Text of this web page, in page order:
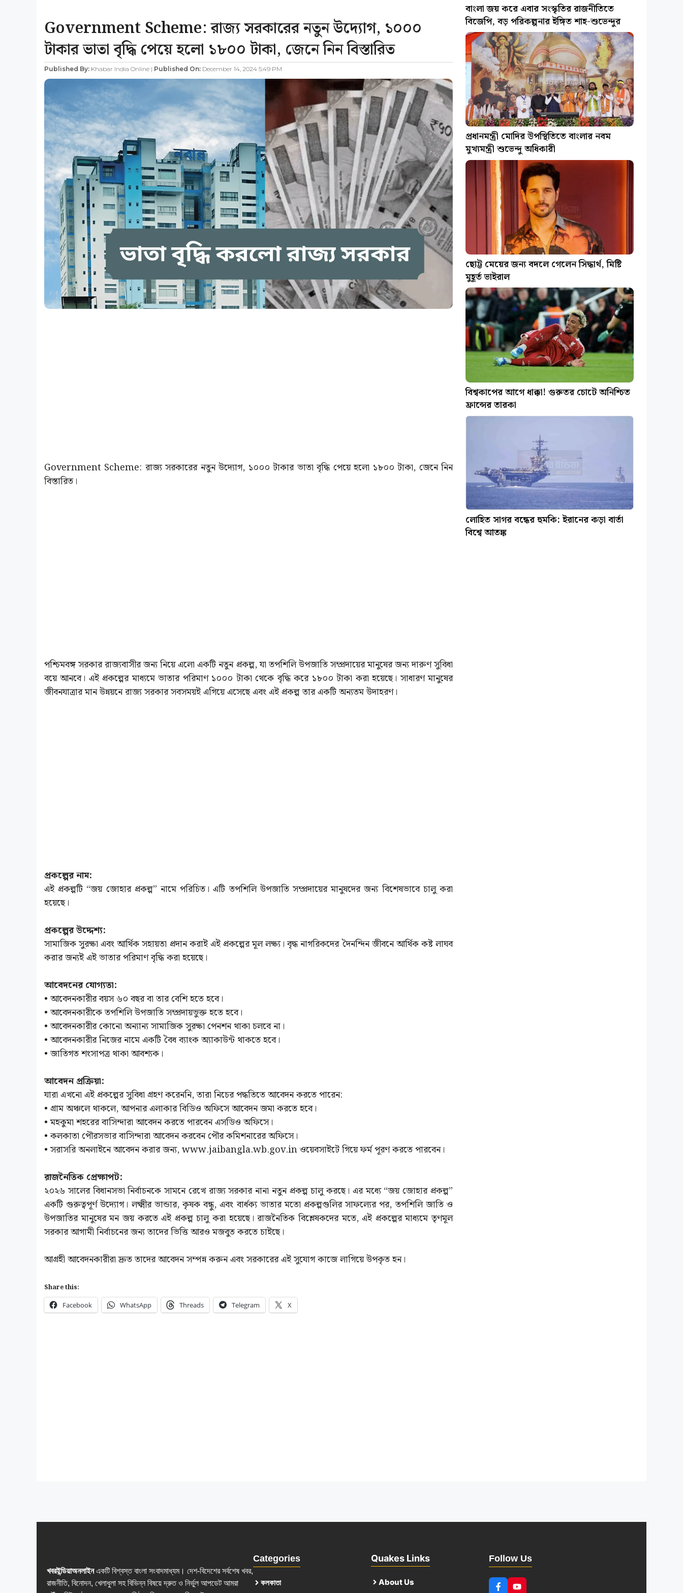
Government Scheme: রাজ্য সরকারের নতুন উদ্যোগ, ১০০০
টাকার ভাতা বৃদ্ধি পেয়ে হলো ১৮০০ টাকা, জেনে নিন বিস্তারিত
Published By: Khabar India Online | Published On: December 14, 2024 5:49 PM
Government Scheme: রাজ্য সরকারের নতুন উদ্যোগ, ১০০০ টাকার ভাতা বৃদ্ধি পেয়ে হলো ১৮০০ টাকা, জেনে নিন
বিস্তারিত।
পশ্চিমবঙ্গ সরকার রাজ্যবাসীর জন্য নিয়ে এলো একটি নতুন প্রকল্প, যা তপশিলি উপজাতি সম্প্রদায়ের মানুষের জন্য দারুণ সুবিধা
বয়ে আনবে। এই প্রকল্পের মাধ্যমে ভাতার পরিমাণ ১০০০ টাকা থেকে বৃদ্ধি করে ১৮০০ টাকা করা হয়েছে। সাধারণ মানুষের
জীবনযাত্রার মান উন্নয়নে রাজ্য সরকার সবসময়ই এগিয়ে এসেছে এবং এই প্রকল্প তার একটি অন্যতম উদাহরণ।
প্রকল্পের নাম:
এই প্রকল্পটি “জয় জোহার প্রকল্প” নামে পরিচিত। এটি তপশিলি উপজাতি সম্প্রদায়ের মানুষদের জন্য বিশেষভাবে চালু করা
হয়েছে।
প্রকল্পের উদ্দেশ্য:
সামাজিক সুরক্ষা এবং আর্থিক সহায়তা প্রদান করাই এই প্রকল্পের মূল লক্ষ্য। বৃদ্ধ নাগরিকদের দৈনন্দিন জীবনে আর্থিক কষ্ট লাঘব
করার জন্যই এই ভাতার পরিমাণ বৃদ্ধি করা হয়েছে।
আবেদনের যোগ্যতা:
• আবেদনকারীর বয়স ৬০ বছর বা তার বেশি হতে হবে।
• আবেদনকারীকে তপশিলি উপজাতি সম্প্রদায়ভুক্ত হতে হবে।
• আবেদনকারীর কোনো অন্যান্য সামাজিক সুরক্ষা পেনশন থাকা চলবে না।
• আবেদনকারীর নিজের নামে একটি বৈধ ব্যাংক অ্যাকাউন্ট থাকতে হবে।
• জাতিগত শংসাপত্র থাকা আবশ্যক।
আবেদন প্রক্রিয়া:
যারা এখনো এই প্রকল্পের সুবিধা গ্রহণ করেননি, তারা নিচের পদ্ধতিতে আবেদন করতে পারেন:
• গ্রাম অঞ্চলে থাকলে, আপনার এলাকার বিডিও অফিসে আবেদন জমা করতে হবে।
• মহকুমা শহরের বাসিন্দারা আবেদন করতে পারবেন এসডিও অফিসে।
• কলকাতা পৌরসভার বাসিন্দারা আবেদন করবেন পৌর কমিশনারের অফিসে।
• সরাসরি অনলাইনে আবেদন করার জন্য, www.jaibangla.wb.gov.in ওয়েবসাইটে গিয়ে ফর্ম পূরণ করতে পারবেন।
রাজনৈতিক প্রেক্ষাপট:
২০২৬ সালের বিধানসভা নির্বাচনকে সামনে রেখে রাজ্য সরকার নানা নতুন প্রকল্প চালু করছে। এর মধ্যে “জয় জোহার প্রকল্প”
একটি গুরুত্বপূর্ণ উদ্যোগ। লক্ষ্মীর ভান্ডার, কৃষক বন্ধু, এবং বার্ধক্য ভাতার মতো প্রকল্পগুলির সাফল্যের পর, তপশিলি জাতি ও
উপজাতির মানুষের মন জয় করতে এই প্রকল্প চালু করা হয়েছে। রাজনৈতিক বিশ্লেষকদের মতে, এই প্রকল্পের মাধ্যমে তৃণমূল
সরকার আগামী নির্বাচনের জন্য তাদের ভিত্তি আরও মজবুত করতে চাইছে।
আগ্রহী আবেদনকারীরা দ্রুত তাদের আবেদন সম্পন্ন করুন এবং সরকারের এই সুযোগ কাজে লাগিয়ে উপকৃত হন।
Share this:
Facebook WhatsApp Threads Telegram X
বাংলা জয় করে এবার সংস্কৃতির রাজনীতিতে
বিজেপি, বড় পরিকল্পনার ইঙ্গিত শাহ-শুভেন্দুর
প্রধানমন্ত্রী মোদির উপস্থিতিতে বাংলার নবম
মুখ্যমন্ত্রী শুভেন্দু অধিকারী
ছোট্ট মেয়ের জন্য বদলে গেলেন সিদ্ধার্থ, মিষ্টি
মুহূর্ত ভাইরাল
বিশ্বকাপের আগে ধাক্কা! গুরুতর চোটে অনিশ্চিত
ফ্রান্সের তারকা
লোহিত সাগর বন্ধের হুমকি: ইরানের কড়া বার্তা
বিশ্বে আতঙ্ক
খবরইন্ডিয়াঅনলাইনএকটি বিশ্বস্ত বাংলা সংবাদমাধ্যম। দেশ-বিদেশের সর্বশেষ খবর,
রাজনীতি, বিনোদন, খেলাধুলা সহ বিভিন্ন বিষয়ে দ্রুত ও নির্ভুল আপডেট আমরা
Categories
কলকাতা
Quakes Links
About Us
Follow Us